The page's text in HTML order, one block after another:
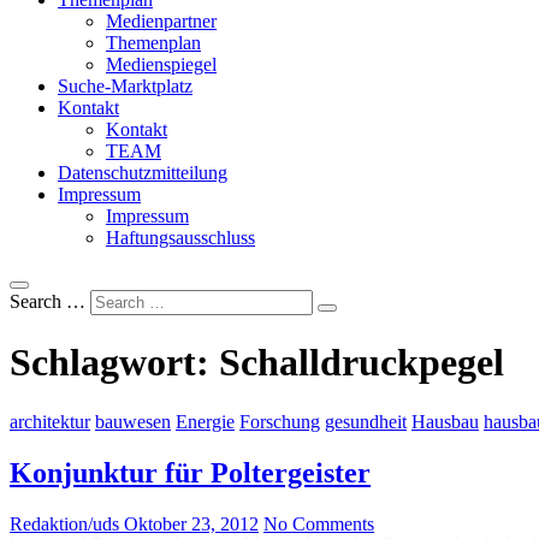
Medienpartner
Themenplan
Medienspiegel
Suche-Marktplatz
Kontakt
Kontakt
TEAM
Datenschutzmitteilung
Impressum
Impressum
Haftungsausschluss
Search …
Schlagwort: Schalldruckpegel
architektur bauwesen Energie Forschung gesundheit Hausbau
Konjunktur für Poltergeister
Redaktion/uds Oktober 23, 2012 No Comments